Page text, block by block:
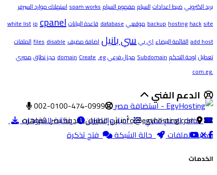
بريد الكترونيضبط اعداداتالسباممفهوم السبامspam worksاستهلاك موارد السيرفر
backuphostinghacksite موقعيdatabaseقاعدة البيانات white listipcpanel
add hostالقائمة البيضاءاي بيسي بانيل اضافة مضيف filesdisable
الملفات
تعطيللوحة التحكمSubdomainمجال فرعي domainCreate.eg حجز نطاقمصري
.com.eg
الدعم الفني
تذاكر الدعم الفني أخبار وإعلانات
مكتبة الشروحات
مكتبة الملفات
حالة الشبكة فتح تذكرة
002-0100-474-0999
info@egyhosting.com 52 ش الطيران, مدينة نصر, القاهره
الخدمات